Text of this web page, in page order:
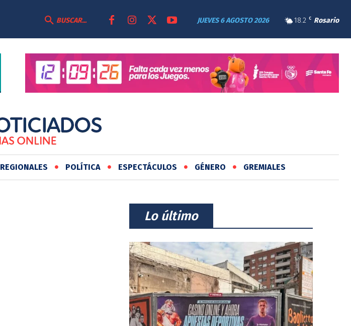
18.2 C Rosario
JUEVES 6 AGOSTO 2026
BUSCAR...
REGIONALES POLÍTICA ESPECTÁCULOS GÉNERO GREMIALES
⠀Lo último⠀